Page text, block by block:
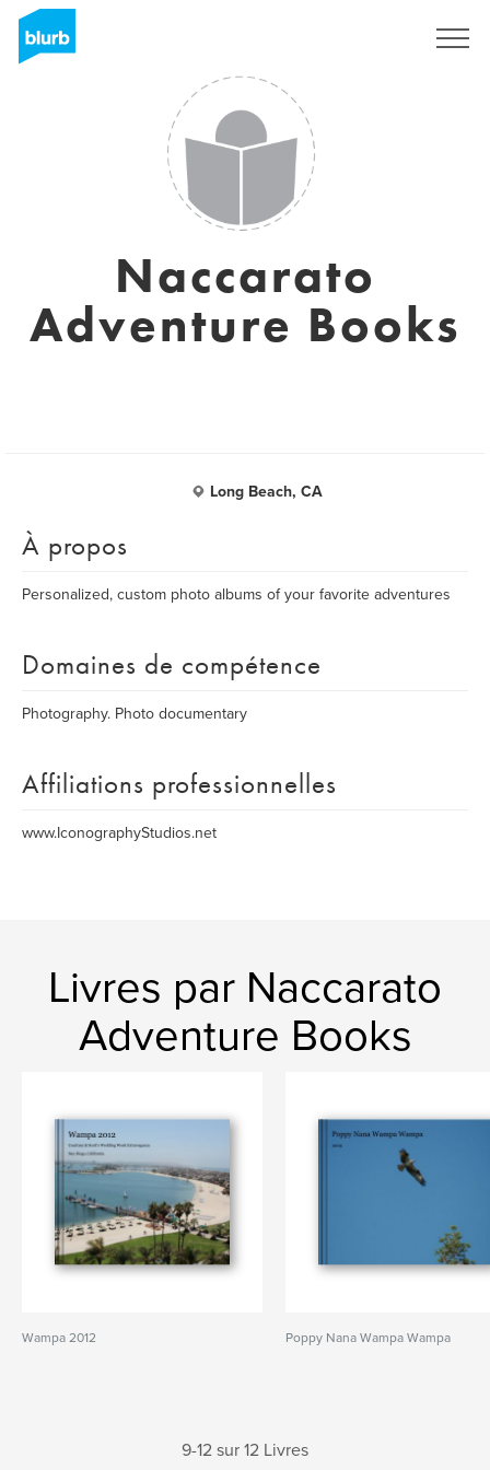
Naccarato
Adventure Books
Long Beach, CA
À propos
Personalized, custom photo albums of your favorite adventures
Domaines de compétence
Photography. Photo documentary
Affiliations professionnelles
www.IconographyStudios.net
Livres par Naccarato
Adventure Books
Wampa 2012 Poppy Nana Wampa Wampa
9-12 sur 12 Livres